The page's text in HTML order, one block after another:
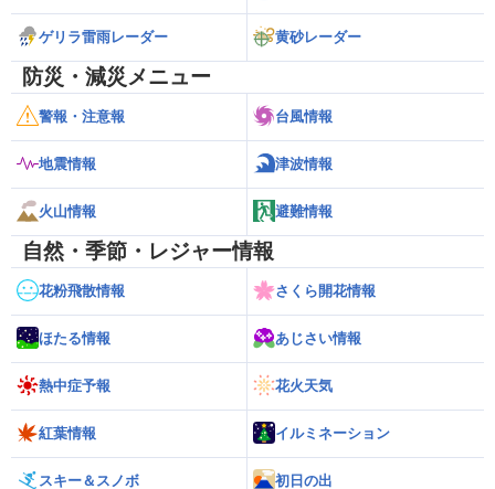
ゲリラ雷雨レーダー 黄砂レーダー
防災・減災メニュー
警報・注意報 台風情報
地震情報 津波情報
火山情報 避難情報
自然・季節・レジャー情報
花粉飛散情報 さくら開花情報
ほたる情報 あじさい情報
熱中症予報 花火天気
紅葉情報 イルミネーション
スキー＆スノボ 初日の出